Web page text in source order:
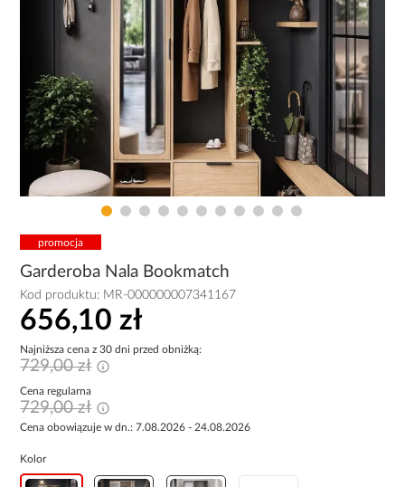
promocja
Garderoba Nala Bookmatch
Kod produktu: MR-000000007341167
656,10 zł
Najniższa cena z 30 dni przed obniżką:
729,00 zł
Cena regularna
729,00 zł
Cena obowiązuje w dn.: 7.08.2026 - 24.08.2026
Kolor